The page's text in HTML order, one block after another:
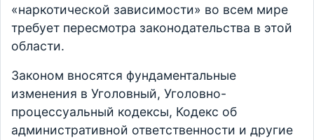
«наркотической зависимости» во всем мире
требует пересмотра законодательства в этой
области.
Законом вносятся фундаментальные
изменения в Уголовный, Уголовно-
процессуальный кодексы, Кодекс об
административной ответственности и другие